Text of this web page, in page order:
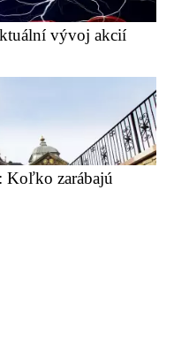
vývoj akcií
Koľko zarábajú